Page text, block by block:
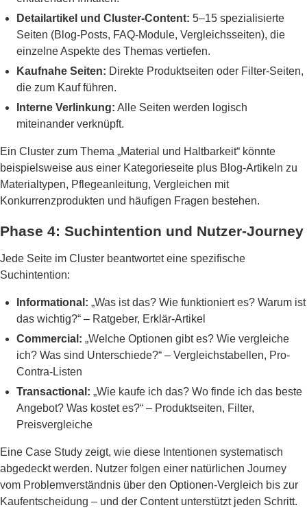
Detailartikel und Cluster-Content: 5–15 spezialisierte
Seiten (Blog-Posts, FAQ-Module, Vergleichsseiten), die
einzelne Aspekte des Themas vertiefen.
Kaufnahe Seiten: Direkte Produktseiten oder Filter-Seiten,
die zum Kauf führen.
Interne Verlinkung: Alle Seiten werden logisch
miteinander verknüpft.
Ein Cluster zum Thema „Material und Haltbarkeit“ könnte
beispielsweise aus einer Kategorieseite plus Blog-Artikeln zu
Materialtypen, Pflegeanleitung, Vergleichen mit
Konkurrenzprodukten und häufigen Fragen bestehen.
Phase 4: Suchintention und Nutzer-Journey
Jede Seite im Cluster beantwortet eine spezifische
Suchintention:
Informational: „Was ist das? Wie funktioniert es? Warum ist
das wichtig?“ – Ratgeber, Erklär-Artikel
Commercial: „Welche Optionen gibt es? Wie vergleiche
ich? Was sind Unterschiede?“ – Vergleichstabellen, Pro-
Contra-Listen
Transactional: „Wie kaufe ich das? Wo finde ich das beste
Angebot? Was kostet es?“ – Produktseiten, Filter,
Preisvergleiche
Eine Case Study zeigt, wie diese Intentionen systematisch
abgedeckt werden. Nutzer folgen einer natürlichen Journey
vom Problemverständnis über den Optionen-Vergleich bis zur
Kaufentscheidung – und der Content unterstützt jeden Schritt.